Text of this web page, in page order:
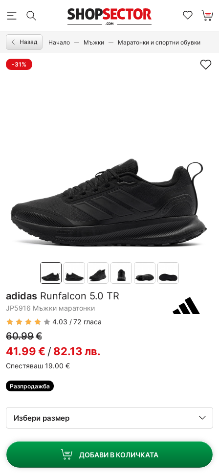
Назад Начало Мъжки Маратонки и спортни обувки
-31%
adidas Runfalcon 5.0 TR
JP5916 Мъжки маратонки
4.03
72 гласа
60.99€
41.99€ /82.13лв.
Спестяваш 19.00 €
Разпродажба
ДОБАВИ В КОЛИЧКАТА